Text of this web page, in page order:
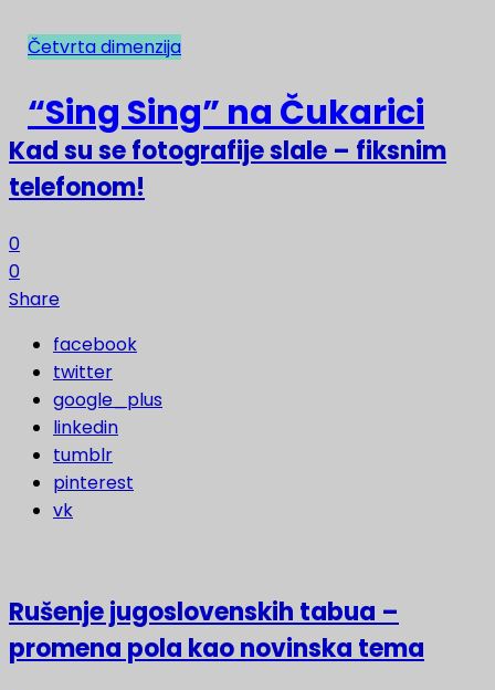
NAJNOVIJE
Kad su se fotografije slale – fiksnim
telefonom!
0
0
Share
facebook
twitter
google_plus
linkedin
tumblr
pinterest
vk
Rušenje jugoslovenskih tabua –
promena pola kao novinska tema
Četvrta dimenzija
“Sing Sing” na Čukarici